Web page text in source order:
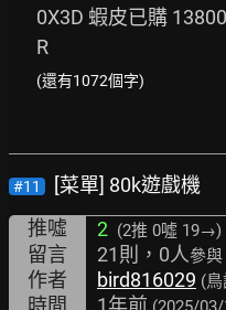
0X3D 蝦皮已購
R
(還有1072個字)
#11
[菜單] 80k遊戲機
推噓
2 (2推 0噓 19→)
留言 21則，0人參與
作者 bird816029 (
時間 1年前